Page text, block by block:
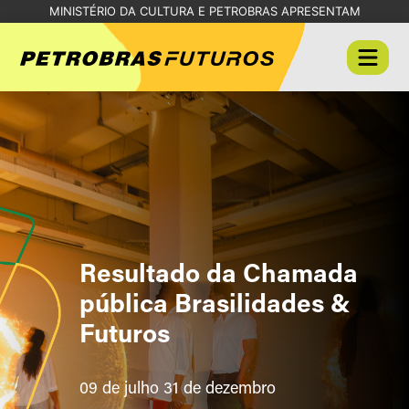
MINISTÉRIO DA CULTURA E PETROBRAS APRESENTAM
Resultado da Chamada
pública Brasilidades &
Futuros
09 de julho 31 de dezembro